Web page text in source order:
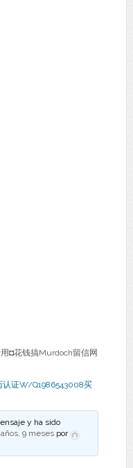
◘花钱搞Murdoch留信网
证W/Q1986543008买
y ha sido
9 meses por